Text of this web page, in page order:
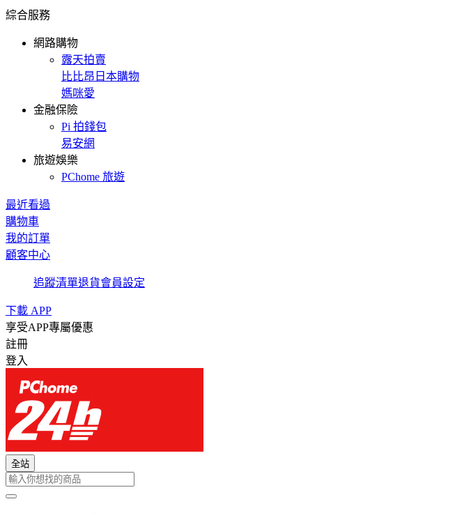
綜合服務
網路購物
露天拍賣
比比昂日本購物
媽咪愛
金融保險
Pi 拍錢包
易安網
旅遊娛樂
PChome 旅遊
最近看過
購物車
我的訂單
顧客中心
追蹤清單退貨會員設定
下載 APP
享受APP專屬優惠
註冊
登入
全站